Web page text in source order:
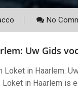
No
Uw Gids
in Haarlem:
in Haarlem is